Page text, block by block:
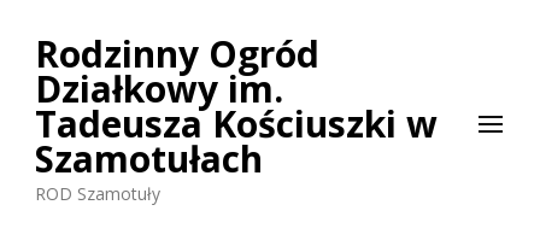
Rodzinny Ogród
Działkowy im.
Tadeusza Kościuszki w
Szamotułach
ROD Szamotuły